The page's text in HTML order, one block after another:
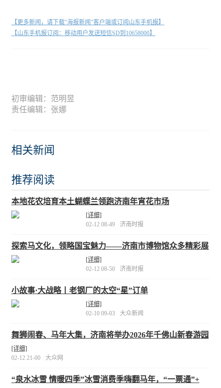
【更多新闻，请下载"海报新闻"客户端或订阅山东手机报】
【山东手机报订阅：移动用户发送短信SD到10658000】
初审编辑：范明昱
责任编辑：张娜
相关新闻
推荐阅读
本地花农培育本土蝴蝶兰领跑济南年宵花市场
[详细]
02-12 08-49
济南时报
探索马文化，领略国宝魅力——济南市博物馆众多精彩展
览、活动迎新春
[详细]
02-12 08-50
济南时报
小故事·大战略丨老钢厂的太空“星”订单
[详细]
02-10 09-03
大众新闻
舞狮闹春、马年大集，济南将举办2026年千佛山新春游园
会
[详细]
02-12 21-00
大众网
“泉水冰雪 情暖四季”冰雪消费季嗨翻马年，“一票通”+